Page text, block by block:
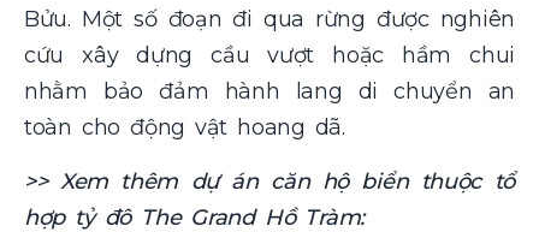
Bửu. Một số đoạn đi qua rừng được nghiên
cứu xây dựng cầu vượt hoặc hầm chui
nhằm bảo đảm hành lang di chuyển an
toàn cho động vật hoang dã.
>> Xem thêm dự án căn hộ biển thuộc tổ
hợp tỷ đô The Grand Hồ Tràm: